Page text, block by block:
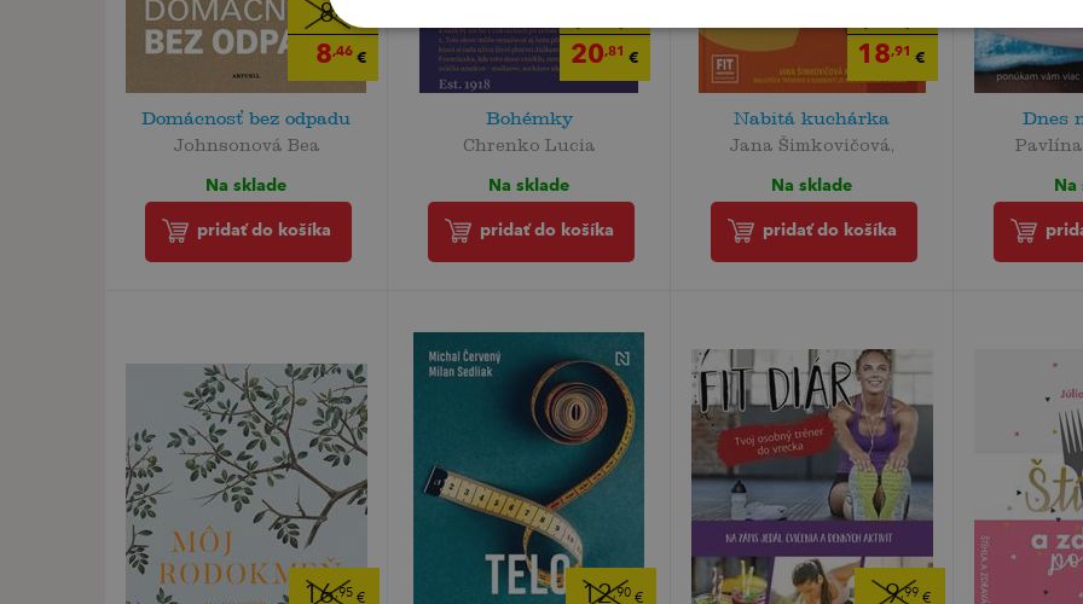
8,90
8,46€
Domácnosť bez odpadu
Johnsonová Bea
Na sklade
pridať do košíka
20,81 €
Bohémky
Chrenko Lucia
Na sklade
pridať do košíka
18,91 €
Nabitá kuchárka
Jana Šimkovičová,
Na sklade
pridať do košíka
Dnes
Pavlína
Na
16,95 € 12,90€ 9,99 €